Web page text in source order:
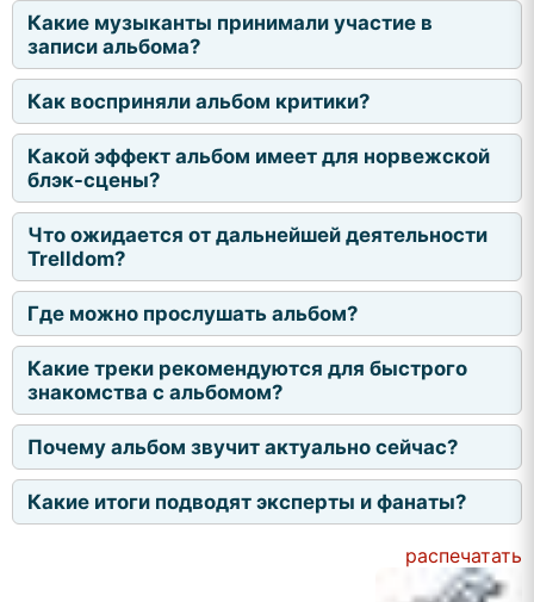
Какие музыканты принимали участие в
записи альбома?
Как восприняли альбом критики?
Какой эффект альбом имеет для норвежской
блэк-сцены?
Что ожидается от дальнейшей деятельности
Trelldom?
Где можно прослушать альбом?
Какие треки рекомендуются для быстрого
знакомства с альбомом?
Почему альбом звучит актуально сейчас?
Какие итоги подводят эксперты и фанаты?
распечатать